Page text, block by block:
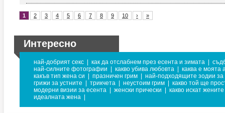
1 2 3 4 5 6 7 8 9 10 › »
Интересно
най-добрият секс как да отслабнем през есента и зимата
най-силните фотографии
какво убива любовта
каква е моята
какъв тип жена си
празничен грим
най-подходящите зодии за
грижи за устните
трикчета неустоим грим
какво той ще
модерни визии за есента
женски прически
какво искат жените
идеалната жена